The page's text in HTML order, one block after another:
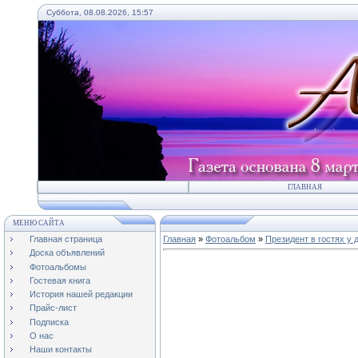
Суббота, 08.08.2026, 15:57
ГЛАВНАЯ
МЕНЮ САЙТА
Главная страница
Доска объявлений
Фотоальбомы
Гостевая книга
История нашей редакции
Прайс-лист
Подписка
О нас
Наши контакты
Главная » Фотоальбом » Президент в гостях у